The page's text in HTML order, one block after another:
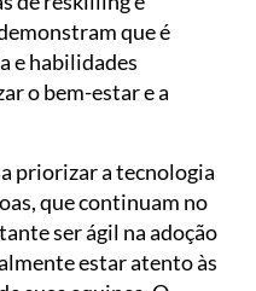
que é
e habilidades
o bem-estar e a
priorizar a tecnologia
que continuam no
ser ágil na adoção
estar atento às